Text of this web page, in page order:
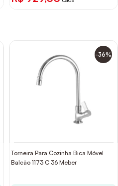
-36%
Torneira Para Cozinha Bica Móvel
Balcão 1173 C 36 Meber